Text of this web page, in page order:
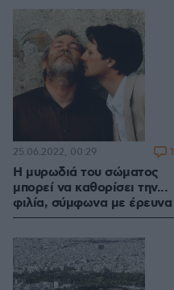
Η μυρωδιά του σώματος
μπορεί να καθορίσει την...
φιλία, σύμφωνα με έρευνα
25.06.2022, 00:29 1